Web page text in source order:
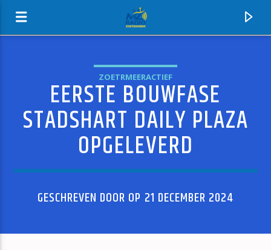
MZ-RADIO
ZOETRMEERACTIEF
EERSTE BOUWFASE
STADSHART DAILY PLAZA
OPGELEVERD
GESCHREVEN DOOR OP 21 DECEMBER 2024